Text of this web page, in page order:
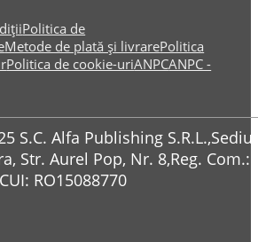
Politica de
Metode de plată și livrarePolitica
Politica de cookie-uriANPCANPC -
S.C. Alfa Publishing S.R.L.,Sediul
Str. Aurel Pop, Nr. 8,Reg. Com.:
RO15088770